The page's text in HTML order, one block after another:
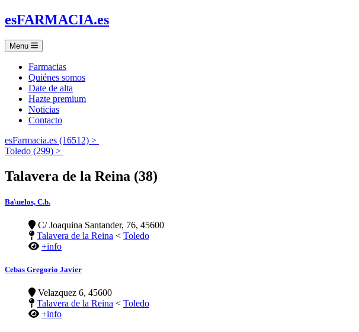
esFARMACIA.es
Menu
Farmacias
Quiénes somos
Date de alta
Hazte premium
Noticias
Contacto
esFarmacia.es (16512) >
Toledo (299) >
Talavera de la Reina (38)
Ba\uelos, C.b.
C/ Joaquina Santander, 76, 45600
Talavera de la Reina < Toledo
+info
Cebas Gregorio Javier
Velazquez 6, 45600
Talavera de la Reina < Toledo
+info